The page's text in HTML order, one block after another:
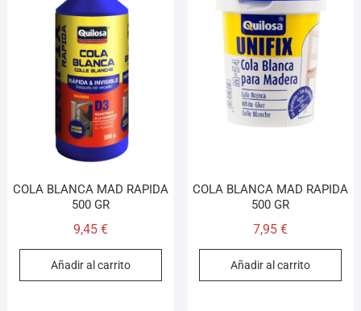
COLA BLANCA MAD RAPIDA
500 GR
9,45 €
Añadir al carrito
COLA BLANCA MAD RAPIDA
500 GR
7,95€
Añadir al carrito